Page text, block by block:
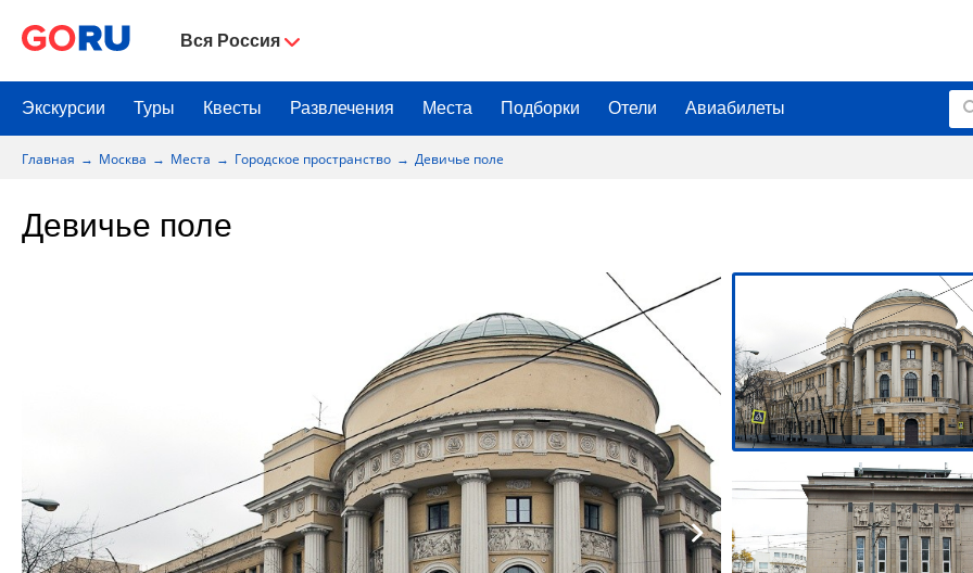
Вся Россия
Экскурсии Туры Квесты Развлечения Места Подборки Отели Авиабилеты
Главная Москва Места Городское пространство Девичье поле
Девичье поле